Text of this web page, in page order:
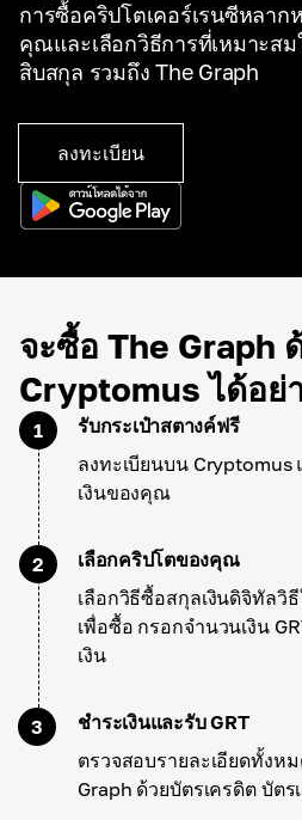
การซื้อคริปโตเคอร์เรนซีหลา
คุณและเลือกวิธีการที่เหมาะส
สิบสกุล รวมถึง The Graph
ลงทะเบียน
จะซื้อ The Graph
Cryptomus ได้อย่
1
รับกระเป๋าสตางค์ฟรี
ลงทะเบียนบน
เงินของคุณ
2
เลือกคริปโตของคุณ
เลือกวิธีซื้อสกุลเงินดิจิทัลวิ
เพื่อซื้อ กรอกจำนวนเงิน
เงิน
3
ชำระเงินและรับ GRT
ตรวจสอบรายละเอียดทั้งห
Graph ด้วยบัตรเครดิต บัต